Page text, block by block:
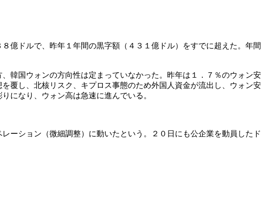
億ドルで、昨年１年間の黒字額（４３１億ドル）をすでに超えた。年間
韓国ウォンの方向性は定まっていなかった。昨年は１．７％のウォン安
覆し、北核リスク、キプロス事態のため外国人資金が流出し、ウォン安
になり、ウォン高は急速に進んでいる。
ーション（微細調整）に動いたという。２０日にも公企業を動員したド